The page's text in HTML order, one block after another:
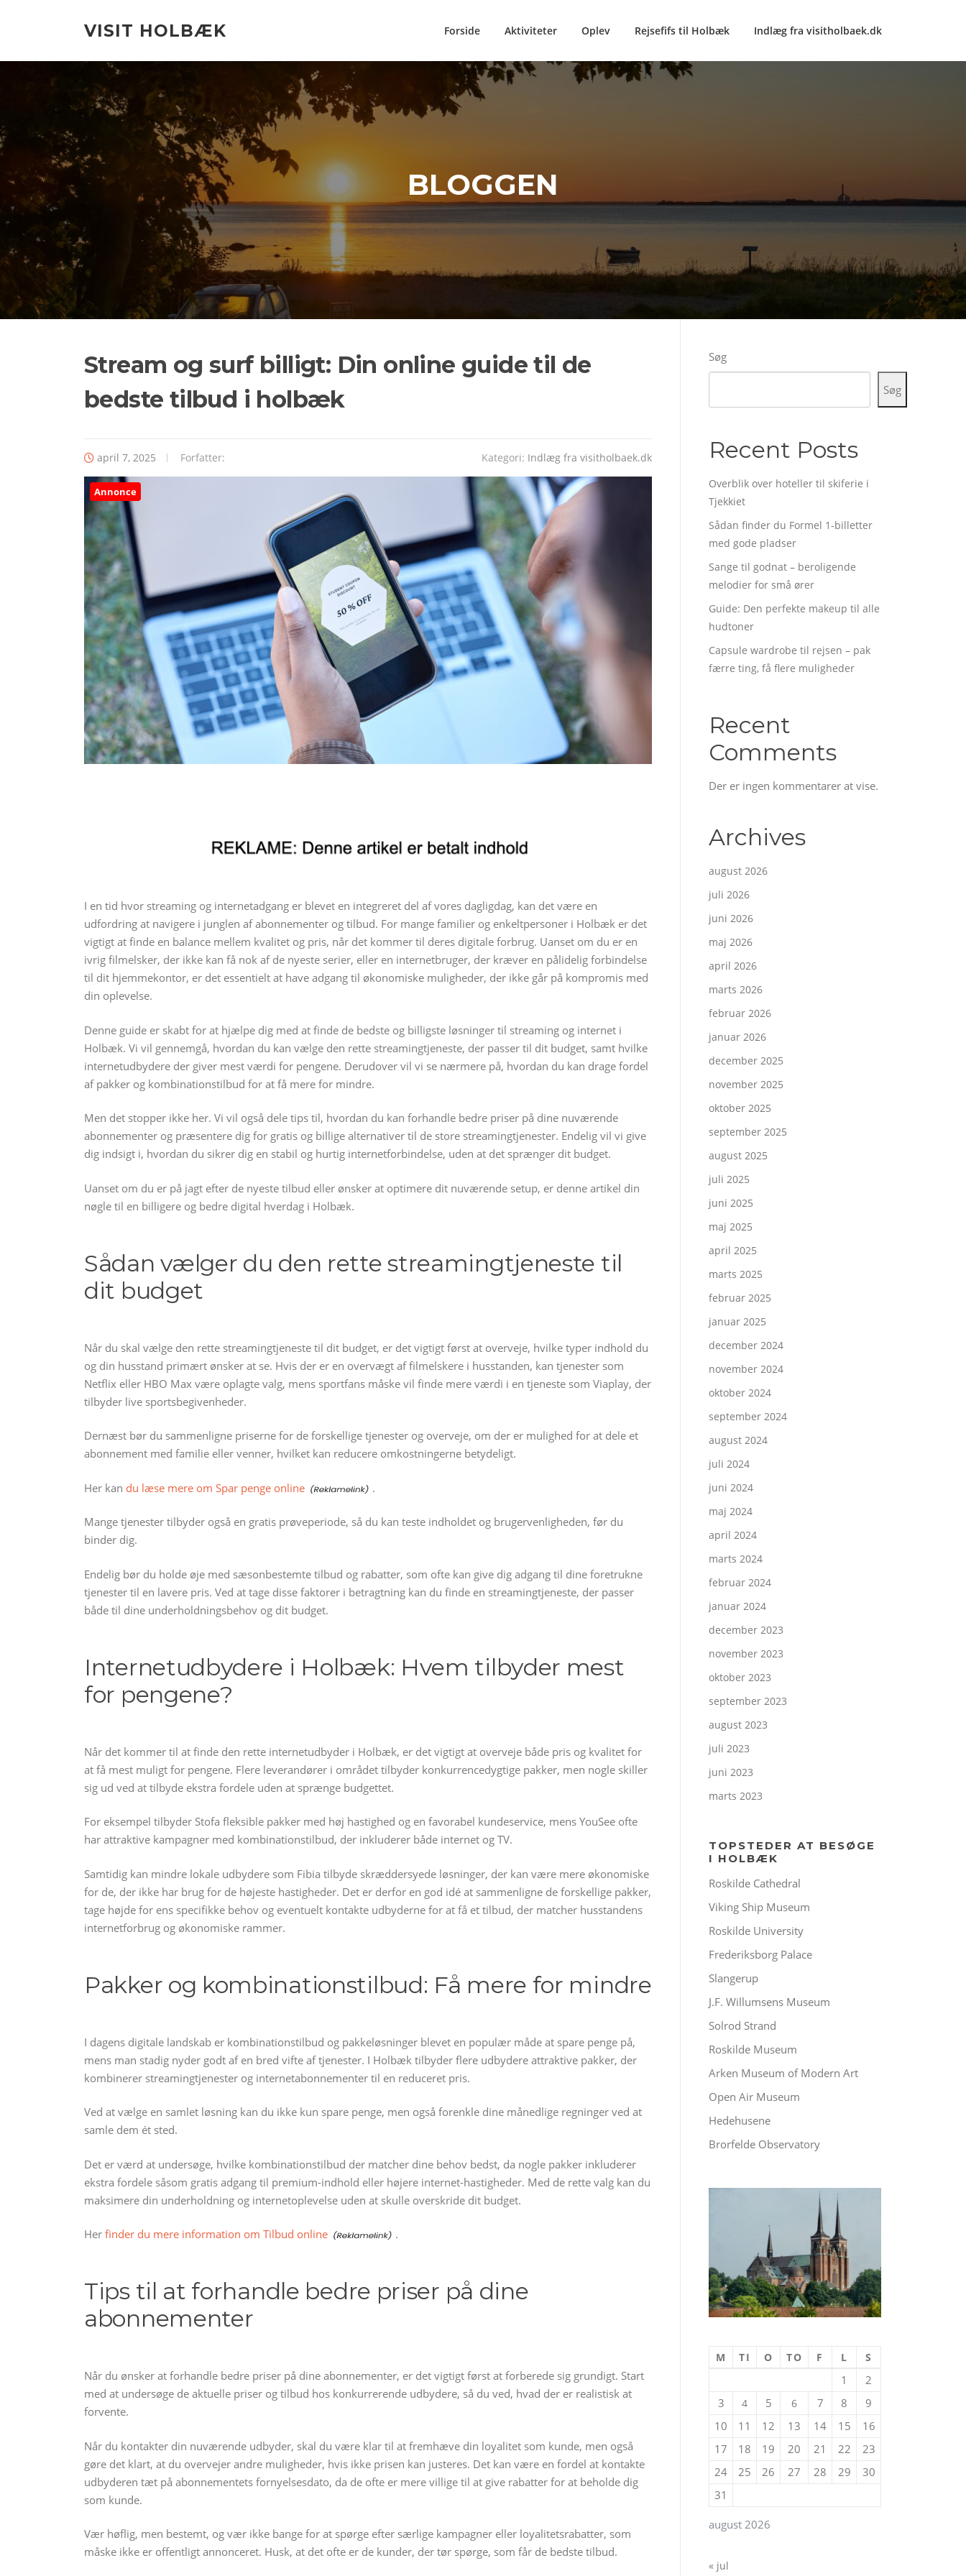
VISIT HOLBÆK Forside Aktiviteter Oplev Rejsefifs til Holbæk Indlæg fra visitholbaek.dk
BLOGGEN
Stream og surf billigt: Din online guide til de
bedste tilbud i holbæk
april 7, 2025 Forfatter: Kategori: Indlæg fra visitholbaek.dk
Annonce
I en tid hvor streaming og internetadgang er blevet en integreret del af vores dagligdag, kan det være en
udfordring at navigere i junglen af abonnementer og tilbud. For mange familier og enkeltpersoner i Holbæk er det
vigtigt at finde en balance mellem kvalitet og pris, når det kommer til deres digitale forbrug. Uanset om du er en
ivrig filmelsker, der ikke kan få nok af de nyeste serier, eller en internetbruger, der kræver en pålidelig forbindelse
til dit hjemmekontor, er det essentielt at have adgang til økonomiske muligheder, der ikke går på kompromis med
din oplevelse.
Denne guide er skabt for at hjælpe dig med at finde de bedste og billigste løsninger til streaming og internet i
Holbæk. Vi vil gennemgå, hvordan du kan vælge den rette streamingtjeneste, der passer til dit budget, samt hvilke
internetudbydere der giver mest værdi for pengene. Derudover vil vi se nærmere på, hvordan du kan drage fordel
af pakker og kombinationstilbud for at få mere for mindre.
Men det stopper ikke her. Vi vil også dele tips til, hvordan du kan forhandle bedre priser på dine nuværende
abonnementer og præsentere dig for gratis og billige alternativer til de store streamingtjenester. Endelig vil vi give
dig indsigt i, hvordan du sikrer dig en stabil og hurtig internetforbindelse, uden at det sprænger dit budget.
Uanset om du er på jagt efter de nyeste tilbud eller ønsker at optimere dit nuværende setup, er denne artikel din
nøgle til en billigere og bedre digital hverdag i Holbæk.
Sådan vælger du den rette streamingtjeneste til
dit budget
Når du skal vælge den rette streamingtjeneste til dit budget, er det vigtigt først at overveje, hvilke typer indhold du
og din husstand primært ønsker at se. Hvis der er en overvægt af filmelskere i husstanden, kan tjenester som
Netflix eller HBO Max være oplagte valg, mens sportfans måske vil finde mere værdi i en tjeneste som Viaplay, der
tilbyder live sportsbegivenheder.
Dernæst bør du sammenligne priserne for de forskellige tjenester og overveje, om der er mulighed for at dele et
abonnement med familie eller venner, hvilket kan reducere omkostningerne betydeligt.
Her kan du læse mere om Spar penge online .
Mange tjenester tilbyder også en gratis prøveperiode, så du kan teste indholdet og brugervenligheden, før du
binder dig.
Endelig bør du holde øje med sæsonbestemte tilbud og rabatter, som ofte kan give dig adgang til dine foretrukne
tjenester til en lavere pris. Ved at tage disse faktorer i betragtning kan du finde en streamingtjeneste, der passer
både til dine underholdningsbehov og dit budget.
Internetudbydere i Holbæk: Hvem tilbyder mest
for pengene?
Når det kommer til at finde den rette internetudbyder i Holbæk, er det vigtigt at overveje både pris og kvalitet for
at få mest muligt for pengene. Flere leverandører i området tilbyder konkurrencedygtige pakker, men nogle skiller
sig ud ved at tilbyde ekstra fordele uden at sprænge budgettet.
For eksempel tilbyder Stofa fleksible pakker med høj hastighed og en favorabel kundeservice, mens YouSee ofte
har attraktive kampagner med kombinationstilbud, der inkluderer både internet og TV.
Samtidig kan mindre lokale udbydere som Fibia tilbyde skræddersyede løsninger, der kan være mere økonomiske
for de, der ikke har brug for de højeste hastigheder. Det er derfor en god idé at sammenligne de forskellige pakker,
tage højde for ens specifikke behov og eventuelt kontakte udbyderne for at få et tilbud, der matcher husstandens
internetforbrug og økonomiske rammer.
Pakker og kombinationstilbud: Få mere for mindre
I dagens digitale landskab er kombinationstilbud og pakkeløsninger blevet en populær måde at spare penge på,
mens man stadig nyder godt af en bred vifte af tjenester. I Holbæk tilbyder flere udbydere attraktive pakker, der
kombinerer streamingtjenester og internetabonnementer til en reduceret pris.
Ved at vælge en samlet løsning kan du ikke kun spare penge, men også forenkle dine månedlige regninger ved at
samle dem ét sted.
Det er værd at undersøge, hvilke kombinationstilbud der matcher dine behov bedst, da nogle pakker inkluderer
ekstra fordele såsom gratis adgang til premium-indhold eller højere internet-hastigheder. Med de rette valg kan du
maksimere din underholdning og internetoplevelse uden at skulle overskride dit budget.
Her finder du mere information om Tilbud online .
Tips til at forhandle bedre priser på dine
abonnementer
Når du ønsker at forhandle bedre priser på dine abonnementer, er det vigtigt først at forberede sig grundigt. Start
med at undersøge de aktuelle priser og tilbud hos konkurrerende udbydere, så du ved, hvad der er realistisk at
forvente.
Når du kontakter din nuværende udbyder, skal du være klar til at fremhæve din loyalitet som kunde, men også
gøre det klart, at du overvejer andre muligheder, hvis ikke prisen kan justeres. Det kan være en fordel at kontakte
udbyderen tæt på abonnementets fornyelsesdato, da de ofte er mere villige til at give rabatter for at beholde dig
som kunde.
Vær høflig, men bestemt, og vær ikke bange for at spørge efter særlige kampagner eller loyalitetsrabatter, som
måske ikke er offentligt annonceret. Husk, at det ofte er de kunder, der tør spørge, som får de bedste tilbud.
Søg
Søg
Recent Posts
Overblik over hoteller til skiferie i
Tjekkiet
Sådan finder du Formel 1-billetter
med gode pladser
Sange til godnat – beroligende
melodier for små ører
Guide: Den perfekte makeup til alle
hudtoner
Capsule wardrobe til rejsen – pak
færre ting, få flere muligheder
Recent
Comments
Der er ingen kommentarer at vise.
Archives
august 2026
juli 2026
juni 2026
maj 2026
april 2026
marts 2026
februar 2026
januar 2026
december 2025
november 2025
oktober 2025
september 2025
august 2025
juli 2025
juni 2025
maj 2025
april 2025
marts 2025
februar 2025
januar 2025
december 2024
november 2024
oktober 2024
september 2024
august 2024
juli 2024
juni 2024
maj 2024
april 2024
marts 2024
februar 2024
januar 2024
december 2023
november 2023
oktober 2023
september 2023
august 2023
juli 2023
juni 2023
marts 2023
TOPSTEDER AT BESØGE
I HOLBÆK
Roskilde Cathedral
Viking Ship Museum
Roskilde University
Frederiksborg Palace
Slangerup
J.F. Willumsens Museum
Solrod Strand
Roskilde Museum
Arken Museum of Modern Art
Open Air Museum
Hedehusene
Brorfelde Observatory
august 2026
M TI O TO F L S
1
2
3
4 5 6 7 8
9
10
11 12 13 14 15
16
17
18 19 20 21 22
23
24
25 26 27 28 29
30
31
« jul